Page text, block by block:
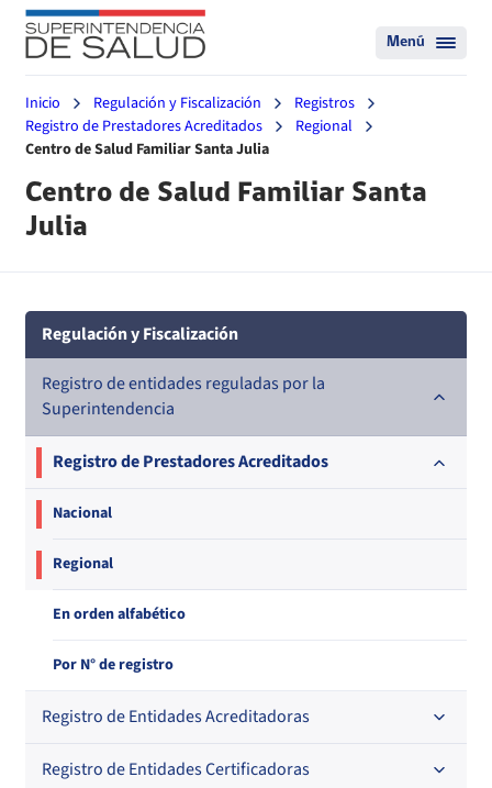
Menú
Inicio Regulación y Fiscalización
Registros
Registro de Prestadores Acreditados
Regional
Centro de Salud Familiar Santa Julia
Centro de Salud Familiar Santa
Julia
Regulación y Fiscalización
Registro de entidades reguladas por la
Superintendencia
Registro de Prestadores Acreditados
Nacional
Regional
En orden alfabético
Por N° de registro
Registro de Entidades Acreditadoras
En orden alfabético
Registro de Entidades Certificadoras